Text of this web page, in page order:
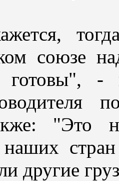
союзе
-
"Это
другие